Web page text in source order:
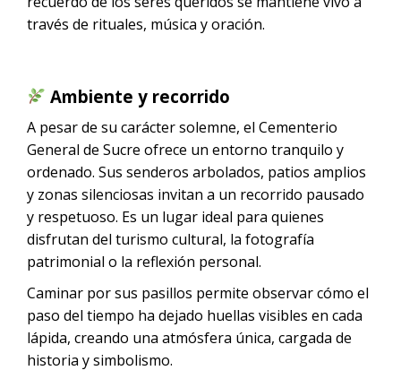
través de rituales, música y oración.
Ambiente y recorrido
A pesar de su carácter solemne, el Cementerio
General de Sucre ofrece un entorno tranquilo y
ordenado. Sus senderos arbolados, patios amplios
y zonas silenciosas invitan a un recorrido pausado
y respetuoso. Es un lugar ideal para quienes
disfrutan del turismo cultural, la fotografía
patrimonial o la reflexión personal.
Caminar por sus pasillos permite observar cómo el
paso del tiempo ha dejado huellas visibles en cada
lápida, creando una atmósfera única, cargada de
historia y simbolismo.